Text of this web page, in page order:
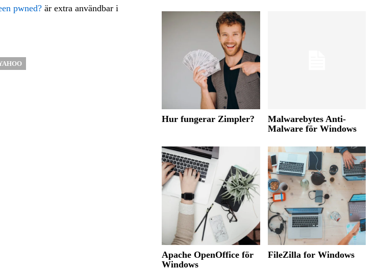
pwned? är extra användbar i
Hur fungerar Zimpler?
Malwarebytes Anti-
Malware för Windows
Apache OpenOffice för
Windows
FileZilla for Windows